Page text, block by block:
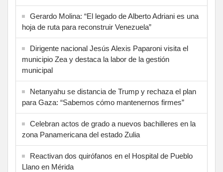
Gerardo Molina: “El legado de Alberto Adriani es una
hoja de ruta para reconstruir Venezuela”
Dirigente nacional Jesús Alexis Paparoni visita el
municipio Zea y destaca la labor de la gestión
municipal
Netanyahu se distancia de Trump y rechaza el plan
para Gaza: “Sabemos cómo mantenernos firmes”
Celebran actos de grado a nuevos bachilleres en la
zona Panamericana del estado Zulia
Reactivan dos quirófanos en el Hospital de Pueblo
Llano en Mérida